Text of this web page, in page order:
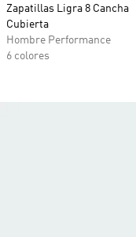
Zapatillas Ligra 8 Cancha
Cubierta
Hombre Performance
6 colores